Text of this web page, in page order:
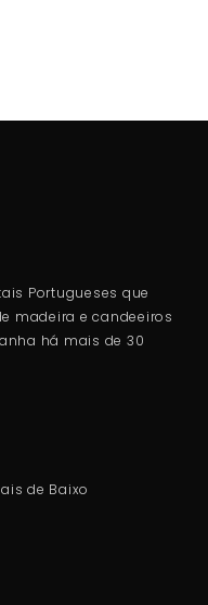
Portugueses que
madeira e candeeiros
há mais de 30
de Baixo